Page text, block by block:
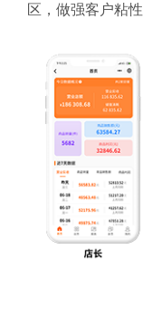
区，做强客户粘性